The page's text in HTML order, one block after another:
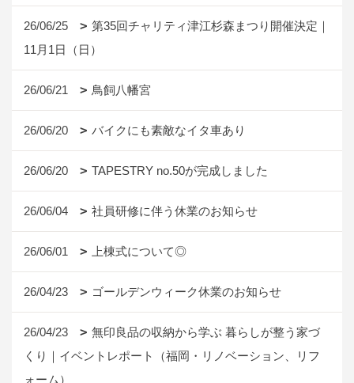
26/06/25
第35回チャリティ津江杉森まつり開催決定｜
11月1日（日）
26/06/21 鳥飼八幡宮
26/06/20 バイクにも素敵なイタ車あり
26/06/20 TAPESTRY no.50が完成しました
26/06/04 社員研修に伴う休業のお知らせ
26/06/01 上棟式について◎
26/04/23 ゴールデンウィーク休業のお知らせ
26/04/23
無印良品の収納から学ぶ 暮らしが整う家づ
くり｜イベントレポート（福岡・リノベーション、リフ
ォーム）